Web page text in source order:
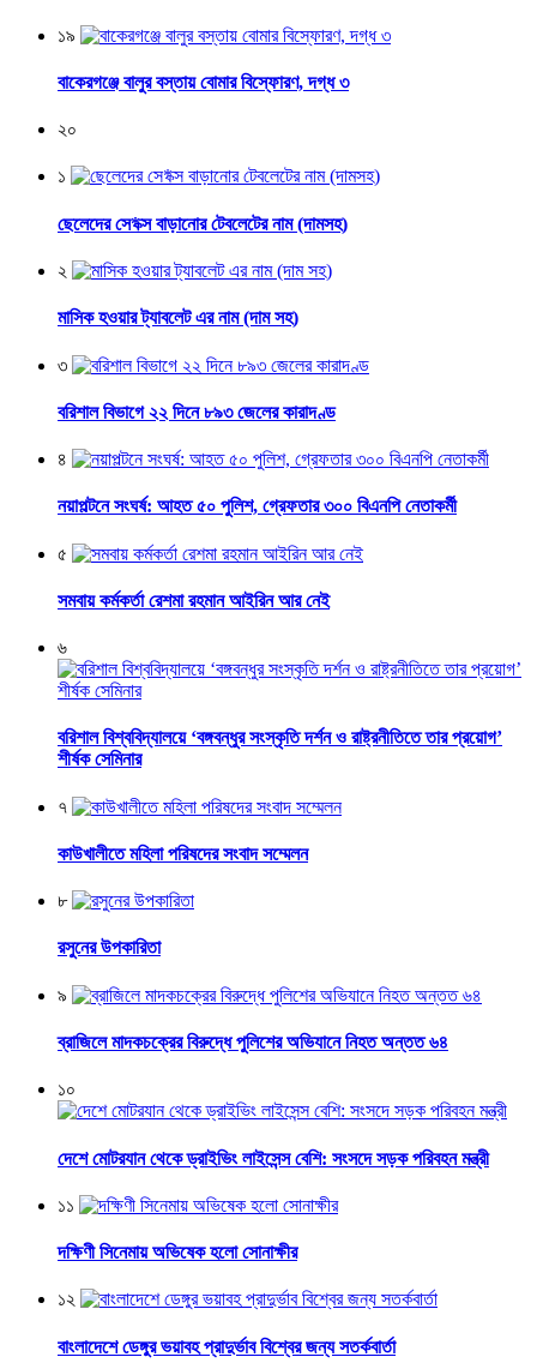
১৯
বাকেরগঞ্জে বালুর বস্তায় বোমার বিস্ফোরণ, দগ্ধ ৩
২০
১
ছেলেদের সে*ক্স বাড়ানোর টেবলেটের নাম (দামসহ)
২
মাসিক হওয়ার ট্যাবলেট এর নাম (দাম সহ)
৩
বরিশাল বিভাগে ২২ দিনে ৮৯৩ জেলের কারাদণ্ড
৪
নয়াপল্টনে সংঘর্ষ: আহত ৫০ পুলিশ, গ্রেফতার ৩০০ বিএনপি নেতাকর্মী
৫
সমবায় কর্মকর্তা রেশমা রহমান আইরিন আর নেই
৬
বরিশাল বিশ্ববিদ্যালয়ে ‘বঙ্গবন্ধুর সংস্কৃতি দর্শন ও রাষ্ট্রনীতিতে তার প্রয়োগ’
শীর্ষক সেমিনার
৭
কাউখালীতে মহিলা পরিষদের সংবাদ সম্মেলন
৮
রসুনের উপকারিতা
৯
ব্রাজিলে মাদকচক্রের বিরুদ্ধে পুলিশের অভিযানে নিহত অন্তত ৬৪
১০
দেশে মোটরযান থেকে ড্রাইভিং লাইসেন্স বেশি: সংসদে সড়ক পরিবহন মন্ত্রী
১১
দক্ষিণী সিনেমায় অভিষেক হলো সোনাক্ষীর
১২
বাংলাদেশে ডেঙ্গুর ভয়াবহ প্রাদুর্ভাব বিশ্বের জন্য সতর্কবার্তা